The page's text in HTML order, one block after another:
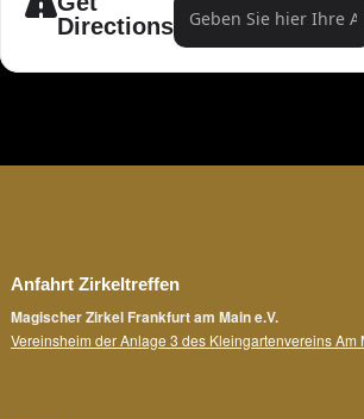
Directions
Anfahrt Zirkeltreffen
Magischer Zirkel Frankfurt am Main e.V.
Vereinsheim der Anlage 3 des Kleingartenvereins Am